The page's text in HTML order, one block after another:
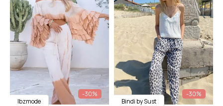
-30%
Ibzmode
-30%
Bindi by Sust